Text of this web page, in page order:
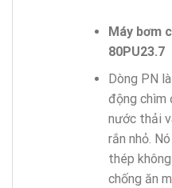
Máy bơm
80PU23.7
Dòng PN
động chìm
nước thải
rắn nhỏ.
thép
chống ăn